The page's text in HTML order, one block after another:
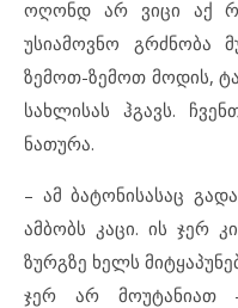
ოღონდ არ ვიცი აქ
უსიამოვნო გრძნობა
ზემოთ-ზემოთ მოდის,
სახლისას ჰგავს.
ნათურა.
– ამ ბატონისასაც
ამბობს კაცი. ის ჯერ
ზურგზე ხელს
ჯერ არ მოუტანიათ